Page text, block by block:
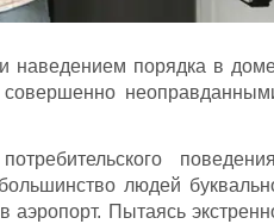
наведением порядка в
совершенно
людей
Пытаясь